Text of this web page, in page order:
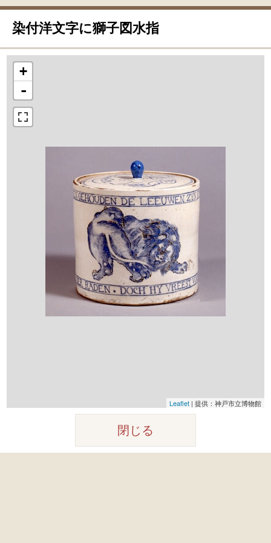
染付洋文字に獅子図水指
+
-
Leaflet| 提供：神戸市立博物館
閉じる